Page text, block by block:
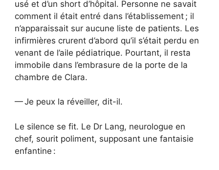
usé et d’un short d’hôpital. Personne ne savait
comment il était entré dans l’établissement ; il
n’apparaissait sur aucune liste de patients. Les
infirmières crurent d’abord qu’il s’était perdu en
venant de l’aile pédiatrique. Pourtant, il resta
immobile dans l’embrasure de la porte de la
chambre de Clara.
— Je peux la réveiller, dit-il.
Le silence se fit. Le Dr Lang, neurologue en
chef, sourit poliment, supposant une fantaisie
enfantine :